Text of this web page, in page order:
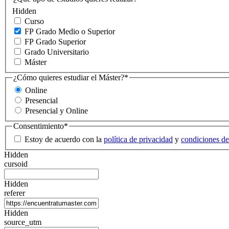
Hidden
Curso
FP Grado Medio o Superior
FP Grado Superior
Grado Universitario
Máster
¿Cómo quieres estudiar el Máster?*
Online
Presencial
Presencial y Online
Consentimiento*
Estoy de acuerdo con la política de privacidad y condiciones
Hidden
cursoid
Hidden
referer
Hidden
source_utm